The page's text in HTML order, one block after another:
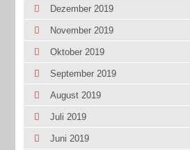
Dezember 2019
November 2019
Oktober 2019
September 2019
August 2019
Juli 2019
Juni 2019